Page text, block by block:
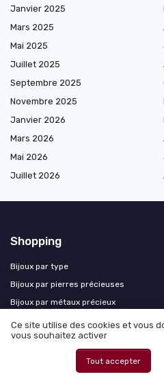
Janvier 2025
Mars 2025
Mai 2025
Juillet 2025
Septembre 2025
Novembre 2025
Janvier 2026
Mars 2026
Mai 2026
Juillet 2026
Shopping
Bijoux par type
Bijoux par pierres précieuses
Bijoux par métaux précieux
Collections de haute joaillerie
Bijoux cérémonies et occasions
Ce site utilise des cookies et vous
vous souhaitez activer
Tout accepter